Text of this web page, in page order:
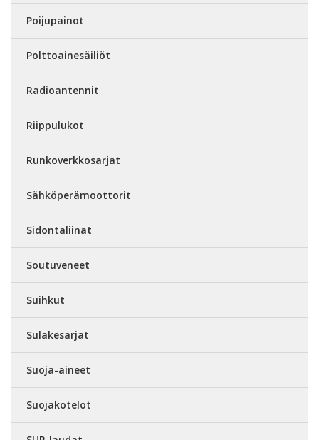
Poijupainot
Polttoainesäiliöt
Radioantennit
Riippulukot
Runkoverkkosarjat
Sähköperämoottorit
Sidontaliinat
Soutuveneet
Suihkut
Sulakesarjat
Suoja-aineet
Suojakotelot